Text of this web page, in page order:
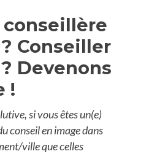
conseillère
Conseiller
Devenons
!
si vous êtes un(e)
conseil en image dans
ville que celles